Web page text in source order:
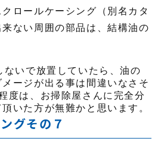
ロールケーシング（別名カタ
ない周囲の部品は、結構油の
ないで放置していたら、油の
ージが出る事は間違いなさそ
度は、お掃除屋さんに完全分
いた方が無難かと思います。
グその７